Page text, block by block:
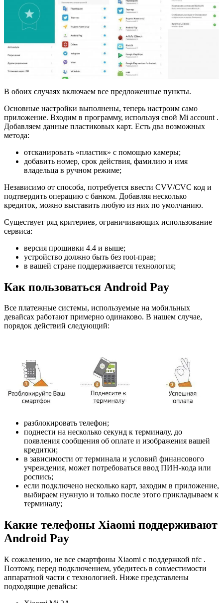
В обоих случаях включаем все предложенные пункты.
Основные настройки выполнены, теперь настроим само
приложение. Входим в программу, используя свой Mi account .
Добавляем данные пластиковых карт. Есть два возможных
метода:
отсканировать «пластик» с помощью камеры;
добавить номер, срок действия, фамилию и имя
владельца в ручном режиме;
Независимо от способа, потребуется ввести CVV/CVC код и
подтвердить операцию с банком. Добавляя несколько
кредиток, можно выставить любую из них по умолчанию.
Существует ряд критериев, ограничивающих использование
сервиса:
версия прошивки 4.4 и выше;
устройство должно быть без root-прав;
в вашей стране поддерживается технология;
Как пользоваться Android Pay
Все платежные системы, используемые на мобильных
девайсах работают примерно одинаково. В нашем случае,
порядок действий следующий:
разблокировать телефон;
поднести на несколько секунд к терминалу, до
появления сообщения об оплате и изображения вашей
кредитки;
в зависимости от терминала и условий финансового
учреждения, может потребоваться ввод ПИН-кода или
роспись;
если подключено несколько карт, заходим в приложение,
выбираем нужную и только после этого прикладываем к
терминалу;
Какие телефоны Xiaomi поддерживают
Android Pay
К сожалению, не все смартфоны Xiaomi с поддержкой nfc .
Поэтому, перед подключением, убедитесь в совместимости
аппаратной части с технологией. Ниже представлены
подходящие девайсы: